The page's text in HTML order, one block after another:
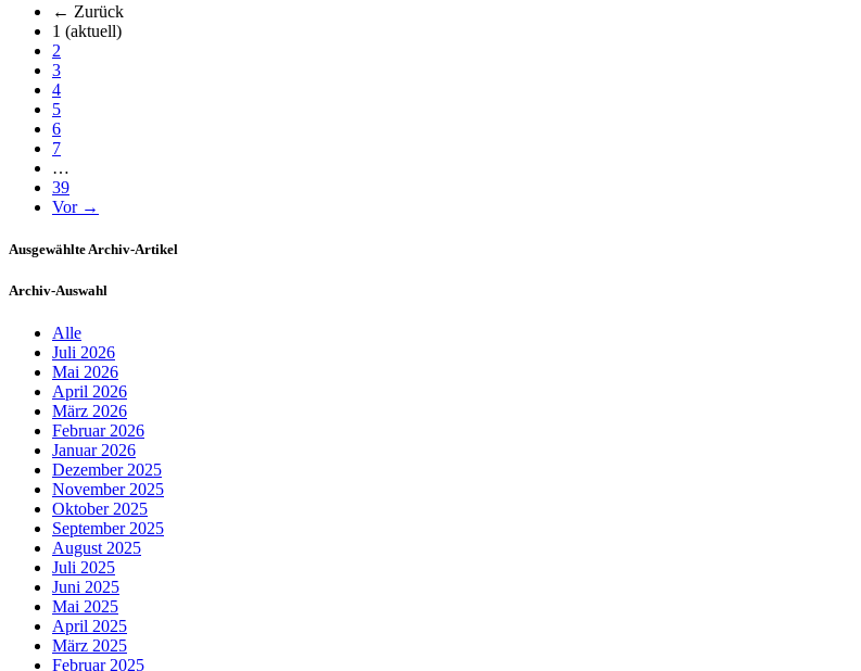
← Zurück
1 (aktuell)
2
3
4
5
6
7
…
39
Vor →
Ausgewählte Archiv-Artikel
Archiv-Auswahl
Alle
Juli 2026
Mai 2026
April 2026
März 2026
Februar 2026
Januar 2026
Dezember 2025
November 2025
Oktober 2025
September 2025
August 2025
Juli 2025
Juni 2025
Mai 2025
April 2025
März 2025
Februar 2025